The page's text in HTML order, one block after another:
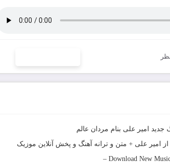
جدید امیر علی بنام مردان عالم
از امیر علی + متن و ترانه آهنگ و پخش آنلاین موزیک
Download New
–